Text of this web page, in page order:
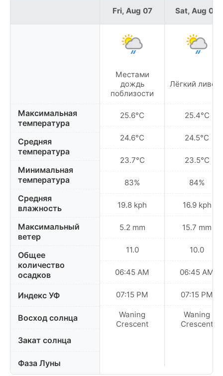
Максимальная
температура
Средняя
температура
Минимальная
температура
Средняя
влажность
Максимальный
ветер
Общее
количество
осадков
Индекс УФ
Восход солнца
Закат солнца
Фаза Луны
Fri, Aug 07
Местами
дождь
поблизости
25.6°C
24.6°C
23.7°C
83%
19.8 kph
5.2 mm
11.0
06:45 AM
07:15 PM
Waning
Crescent
Sat, Aug 08
Лёгкий
25.4°C
24.5°C
23.5°C
84%
16.9 kph
15.7 mm
10.0
06:45 AM
07:15 PM
Waning
Crescent